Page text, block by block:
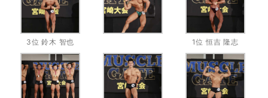
3位 鈴木 智也 1位 恒吉 隆志